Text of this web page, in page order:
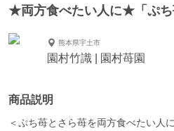
★両方食べたい人に★「ぷち
熊本県宇土市
園村竹識 | 園村苺園
商品説明
＜ぷち苺とさら苺を両方食べたい人